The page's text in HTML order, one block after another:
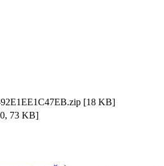
[18 KB]
73 KB]